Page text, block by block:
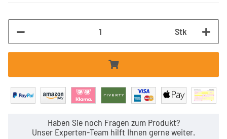
Stk
Haben Sie noch Fragen zum Produkt?
Unser Experten-Team hilft Ihnen gerne weiter.